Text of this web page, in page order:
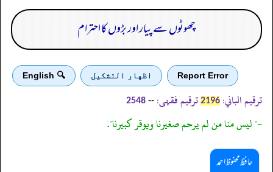
چھوٹوں سے پیار اور بڑوں کا احترام
Report Error اظهار التشكيل 🔍 English
ترقیم الباني: 2196 ترقیم فقہی: --
2548
-" ليس منا من لم يرحم صغيرنا ويوقر كبيرنا".
حافظ محفوظ احمد